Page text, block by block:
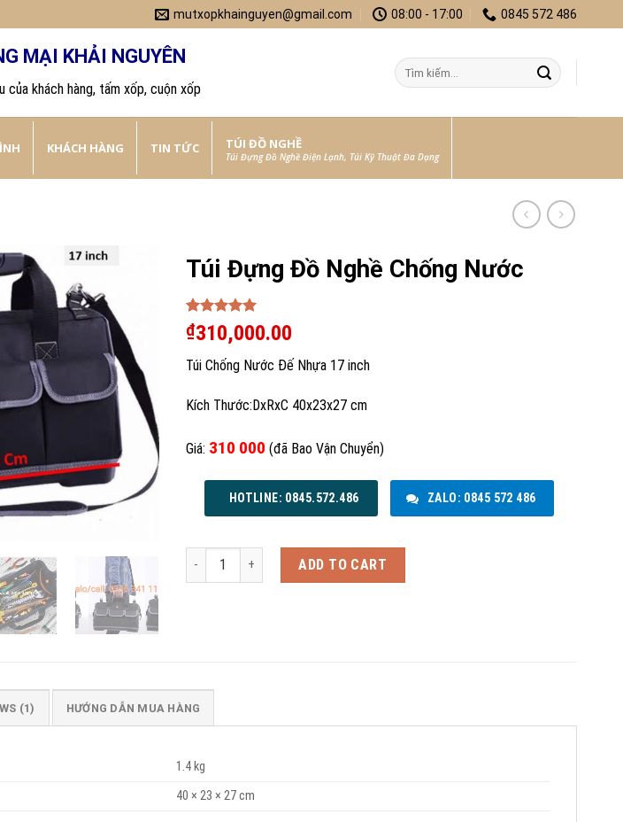
mutxopkhainguyen@gmail.com 08:00 - 17:00 0845 572 486
MẠI KHẢI NGUYÊN
của khách hàng, tấm xốp, cuộn xốp
Search
for:
KHÁCH HÀNG TIN TỨC TÚI ĐỒ NGHỀ
Túi Đựng Đồ Nghề Điện Lạnh, Túi Kỹ Thuật Đa Dạng
Túi Đựng Đồ Nghề Chống Nước
Rated5.00
out of 5
1
customer
₫310,000.00
Túi Chống Nước Đế Nhựa 17 inch
Kích Thước:DxRxC 40x23x27 cm
Giá: 310 000 (đã Bao Vận Chuyển)
HOTLINE: 0845.572.486 ZALO: 0845 572 486
Túi Đựng Đồ Nghề Chống Nước quantity
ADD TO CART
(1) HƯỚNG DẪN MUA HÀNG
1.4 kg
40 × 23 × 27 cm